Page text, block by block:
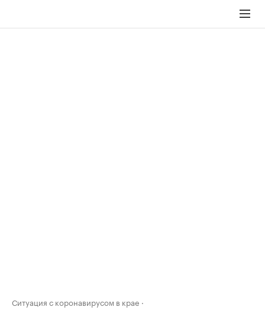
Ситуация с коронавирусом в крае